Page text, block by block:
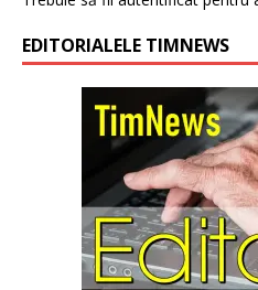
EDITORIALELE TIMNEWS